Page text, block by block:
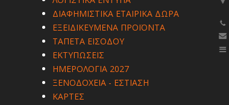
ΔΙΑΦΗΜΙΣΤΙΚΑ ΕΤΑΙΡΙΚΑ ΔΩΡΑ
ΕΞΕΙΔΙΚΕΥΜΕΝΑ ΠΡΟΪΟΝΤΑ
ΤΑΠΕΤΑ ΕΙΣΟΔΟΥ
ΕΚΤΥΠΩΣΕΙΣ
ΗΜΕΡΟΛΟΓΙΑ 2027
ΞΕΝΟΔΟΧΕΙΑ - ΕΣΤΙΑΣΗ
ΚΑΡΤΕΣ